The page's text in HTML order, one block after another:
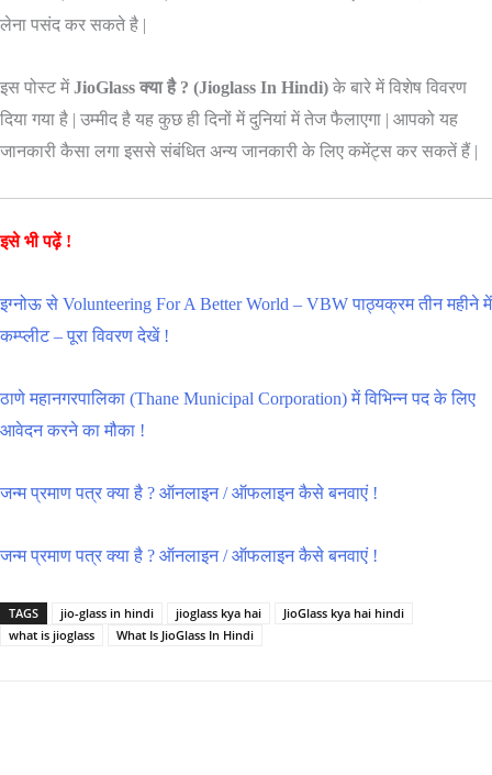
लेना पसंद कर सकते है |
इस पोस्ट मेंJioGlass क्या है ? (Jioglass In Hindi) के बारे में विशेष विवरण
दिया गया है | उम्मीद है यह कुछ ही दिनों में दुनियां में तेज फैलाएगा | आपको यह
जानकारी कैसा लगा इससे संबंधित अन्य जानकारी के लिए कमेंट्स कर सकतें हैं |
इसे भी पढ़ें !
इग्नोऊ से Volunteering For A Better World – VBW पाठ्यक्रम तीन महीने में
कम्प्लीट – पूरा विवरण देखें !
ठाणे महानगरपालिका (Thane Municipal Corporation) में विभिन्न पद के लिए
आवेदन करने का मौका !
जन्म प्रमाण पत्र क्या है ? ऑनलाइन / ऑफलाइन कैसे बनवाएं !
जन्म प्रमाण पत्र क्या है ? ऑनलाइन / ऑफलाइन कैसे बनवाएं !
TAGS jio-glass in hindi jioglass kya hai
JioGlass kya hai hindi
what is jioglass
What Is JioGlass In Hindi